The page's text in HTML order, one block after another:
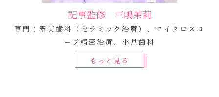
記事監修 三嶋茉莉
専門：審美歯科（セラミック治療）、マイクロスコ
ープ精密治療、小児歯科
もっと見る